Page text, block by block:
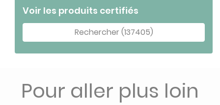
Voir les produits certifiés
Rechercher (137405)
Pour aller plus loin